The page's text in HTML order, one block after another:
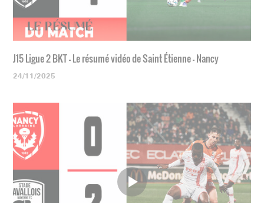
J15 Ligue 2 BKT - Le résumé vidéo de Saint Étienne - Nancy
24/11/2025